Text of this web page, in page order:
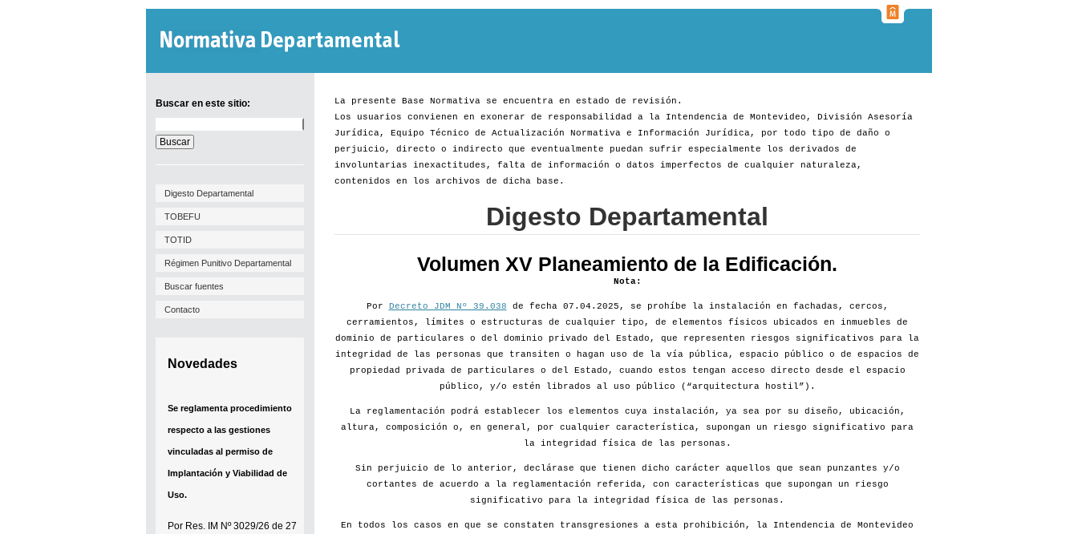
Buscar en este sitio:
en
este
sitio:
Digesto Departamental
TOBEFU
TOTID
Régimen Punitivo Departamental
Buscar fuentes
Contacto
Novedades
Se reglamenta procedimiento
respecto a las gestiones
vinculadas al permiso de
Implantación y Viabilidad de
Uso.
Por Res. IM Nº 3029/26 de 27
La presente Base Normativa se encuentra en estado de revisión.
Los usuarios convienen en exonerar de responsabilidad a la Intendencia de Montevideo, División Asesoría
Jurídica, Equipo Técnico de Actualización Normativa e Información Jurídica, por todo tipo de daño o
perjuicio, directo o indirecto que eventualmente puedan sufrir especialmente los derivados de
involuntarias inexactitudes, falta de información o datos imperfectos de cualquier naturaleza,
contenidos en los archivos de dicha base.
Digesto Departamental
Volumen XV Planeamiento de la Edificación.
Nota:
Por Decreto JDM Nº 39.038 de fecha 07.04.2025, se prohíbe la instalación en fachadas, cercos,
cerramientos, límites o estructuras de cualquier tipo, de elementos físicos ubicados en inmuebles de
dominio de particulares o del dominio privado del Estado, que representen riesgos significativos para la
integridad de las personas que transiten o hagan uso de la vía pública, espacio público o de espacios de
propiedad privada de particulares o del Estado, cuando estos tengan acceso directo desde el espacio
público, y/o estén librados al uso público (“arquitectura hostil”).
La reglamentación podrá establecer los elementos cuya instalación, ya sea por su diseño, ubicación,
altura, composición o, en general, por cualquier característica, supongan un riesgo significativo para
la integridad física de las personas.
Sin perjuicio de lo anterior, declárase que tienen dicho carácter aquellos que sean punzantes y/o
cortantes de acuerdo a la reglamentación referida, con características que supongan un riesgo
significativo para la integridad física de las personas.
En todos los casos en que se constaten transgresiones a esta prohibición, la Intendencia de Montevideo